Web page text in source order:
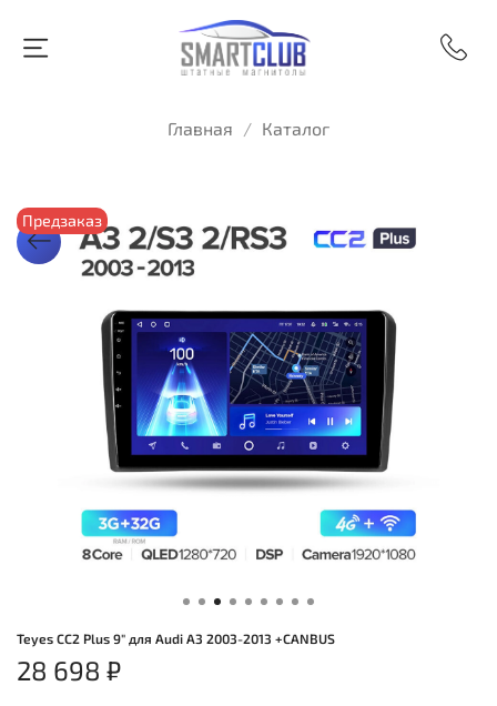
Главная Каталог
Предзаказ
Teyes CC2 Plus 9" для Audi A3 2003-2013 +CANBUS
28 698 ₽